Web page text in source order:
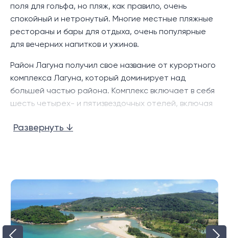
Бассейны
Клуб
Комната Суана
поля для гольфа, но пляж, как правило, очень
спокойный и нетронутый. Многие местные пляжные
рестораны и бары для отдыха, очень популярные
для вечерних напитков и ужинов.
Район Лагуна получил свое название от курортного
комплекса Лагуна, который доминирует над
большей частью района. Комплекс включает в себя
шесть четырех- и пятизвездочных отелей, включая
поле для гольфа Laguna. Пляж с линиями казуарины,
курортов.
Этот район считается одним из лучших мест для
жизни на Пхукете вместе с прилегающим районом
Чернг Талай. В дополнение к пляжу Банг Тао,
Развернуть ↓